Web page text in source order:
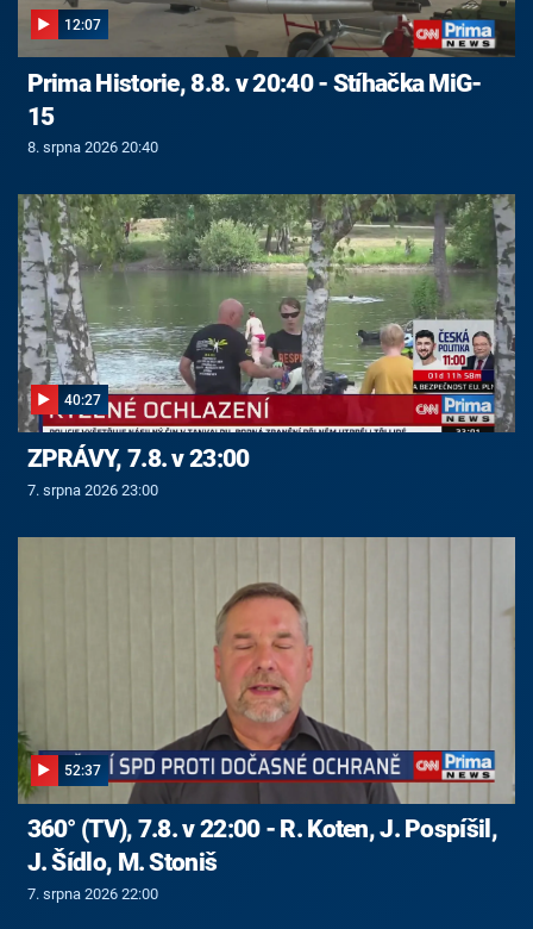
12:07
Prima Historie, 8.8. v 20:40 - Stíhačka MiG-
15
8. srpna 2026 20:40
40:27
ZPRÁVY, 7.8. v 23:00
7. srpna 2026 23:00
52:37
360° (TV), 7.8. v 22:00 - R. Koten, J. Pospíšil,
J. Šídlo, M. Stoniš
7. srpna 2026 22:00